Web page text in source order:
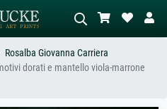
Rosalba Giovanna Carriera
dorati e mantello viola-marrone